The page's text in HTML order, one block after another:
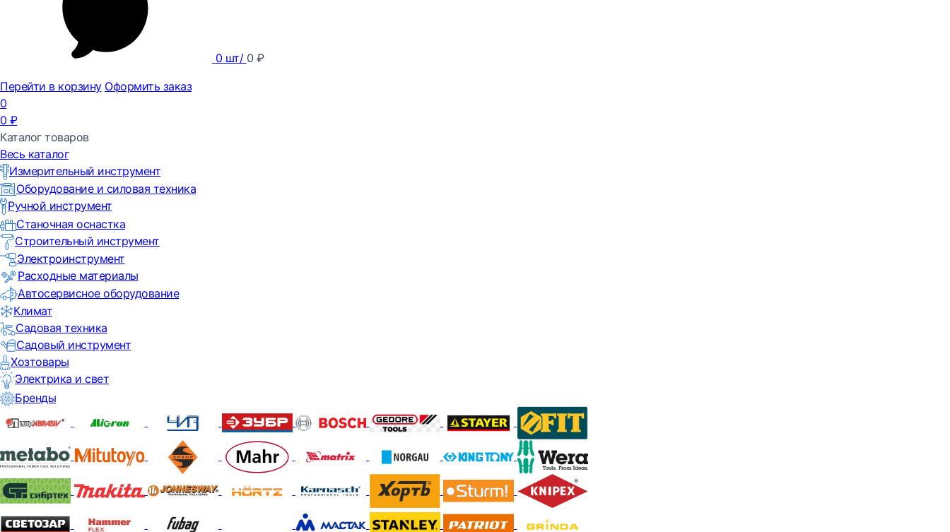
0 шт/ 0 ₽
Перейти в корзину Оформить заказ
0
0 ₽
Каталог товаров
Весь каталог
Измерительный инструмент
Оборудование и силовая техника
Ручной инструмент
Станочная оснастка
Строительный инструмент
Электроинструмент
Расходные материалы
Автосервисное оборудование
Климат
Садовая техника
Садовый инструмент
Хозтовары
Электрика и свет
Бренды